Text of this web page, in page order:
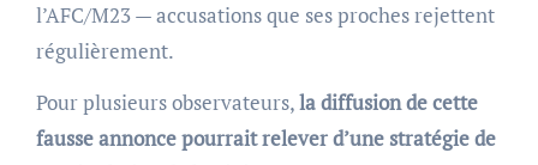
l’AFC/M23 — accusations que ses proches rejettent
régulièrement.
Pour plusieurs observateurs,la diffusion de cette
fausse annonce pourrait relever d’une stratégie de